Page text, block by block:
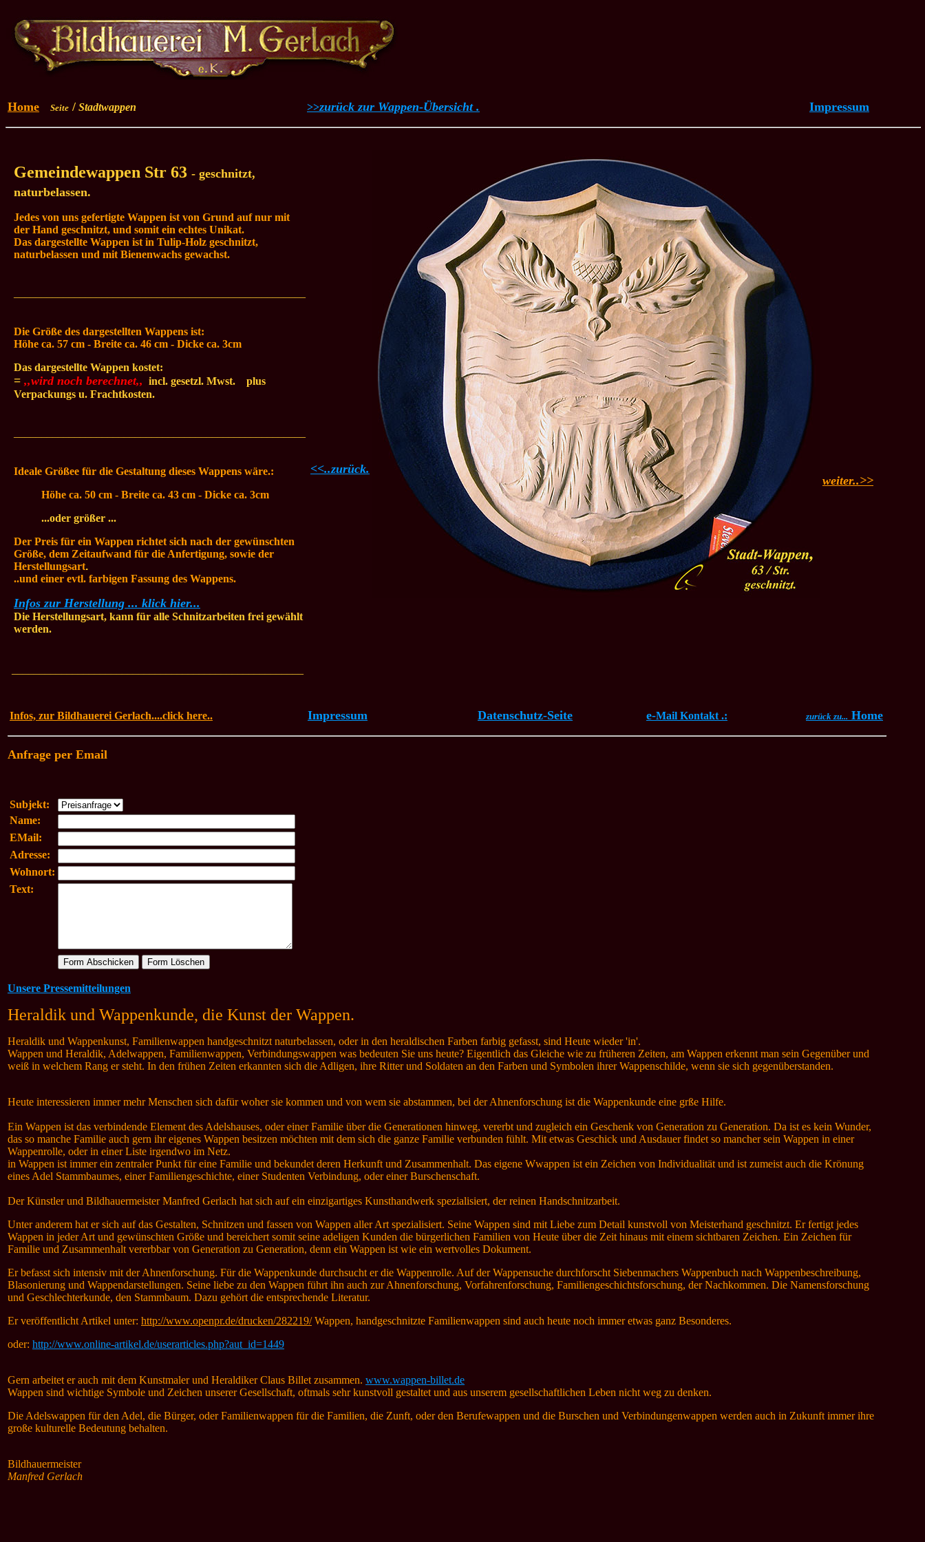
Home Seite / Stadtwappen >>zurück zur Wappen-Übersicht . Impressum
Gemeindewappen Str 63 - geschnitzt,
naturbelassen.
Jedes von uns gefertigte Wappen ist von Grund auf nur mit
der Hand geschnitzt, und somit ein echtes Unikat.
Das dargestellte Wappen ist in Tulip-Holz geschnitzt,
naturbelassen und mit Bienenwachs gewachst.
Die Größe des dargestellten Wappens ist:
Höhe ca. 57 cm - Breite ca. 46 cm - Dicke ca. 3cm
Das dargestellte Wappen kostet:
= ,,wird noch berechnet,, incl. gesetzl. Mwst.
plus
Verpackungs u. Frachtkosten.
Ideale Größee für die Gestaltung dieses Wappens wäre.:
Höhe ca. 50 cm - Breite ca. 43 cm - Dicke ca. 3cm
...oder größer ...
Der Preis für ein Wappen richtet sich nach der gewünschten
Größe, dem Zeitaufwand für die Anfertigung, sowie der
Herstellungsart.
..und einer evtl. farbigen Fassung des Wappens.
Infos zur Herstellung ... klick hier...
Die Herstellungsart, kann für alle Schnitzarbeiten frei gewählt
werden.
<<..zurück.
weiter..>>
Infos, zur Bildhauerei Gerlach....click here.. Impressum Datenschutz-Seite e-Mail Kontakt .: zurück zu... Home
Anfrage per Email
Subjekt:
Name:
EMail:
Adresse:
Wohnort:
Text:
Unsere Pressemitteilungen
Heraldik und Wappenkunde, die Kunst der Wappen.
Heraldik und Wappenkunst, Familienwappen handgeschnitzt naturbelassen, oder in den heraldischen Farben farbig gefasst, sind Heute wieder 'in'.
Wappen und Heraldik, Adelwappen, Familienwappen, Verbindungswappen was bedeuten Sie uns heute? Eigentlich das Gleiche wie zu früheren Zeiten, am Wappen erkennt man sein Gegenüber und
weiß in welchem Rang er steht. In den frühen Zeiten erkannten sich die Adligen, ihre Ritter und Soldaten an den Farben und Symbolen ihrer Wappenschilde, wenn sie sich gegenüberstanden.
Heute interessieren immer mehr Menschen sich dafür woher sie kommen und von wem sie abstammen, bei der Ahnenforschung ist die Wappenkunde eine grße Hilfe.
Ein Wappen ist das verbindende Element des Adelshauses, oder einer Familie über die Generationen hinweg, vererbt und zugleich ein Geschenk von Generation zu Generation. Da ist es kein Wunder,
das so manche Familie auch gern ihr eigenes Wappen besitzen möchten mit dem sich die ganze Familie verbunden fühlt. Mit etwas Geschick und Ausdauer findet so mancher sein Wappen in einer
Wappenrolle, oder in einer Liste irgendwo im Netz.
in Wappen ist immer ein zentraler Punkt für eine Familie und bekundet deren Herkunft und Zusammenhalt. Das eigene Wwappen ist ein Zeichen von Individualität und ist zumeist auch die Krönung
eines Adel Stammbaumes, einer Familiengeschichte, einer Studenten Verbindung, oder einer Burschenschaft.
Der Künstler und Bildhauermeister Manfred Gerlach hat sich auf ein einzigartiges Kunsthandwerk spezialisiert, der reinen Handschnitzarbeit.
Unter anderem hat er sich auf das Gestalten, Schnitzen und fassen von Wappen aller Art spezialisiert. Seine Wappen sind mit Liebe zum Detail kunstvoll von Meisterhand geschnitzt. Er fertigt jedes
Wappen in jeder Art und gewünschten Größe und bereichert somit seine adeligen Kunden die bürgerlichen Familien von Heute über die Zeit hinaus mit einem sichtbaren Zeichen. Ein Zeichen für
Familie und Zusammenhalt vererbbar von Generation zu Generation, denn ein Wappen ist wie ein wertvolles Dokument.
Er befasst sich intensiv mit der Ahnenforschung. Für die Wappenkunde durchsucht er die Wappenrolle. Auf der Wappensuche durchforscht Siebenmachers Wappenbuch nach Wappenbeschreibung,
Blasonierung und Wappendarstellungen. Seine liebe zu den Wappen führt ihn auch zur Ahnenforschung, Vorfahrenforschung, Familiengeschichtsforschung, der Nachkommen. Die Namensforschung
und Geschlechterkunde, den Stammbaum. Dazu gehört die entsprechende Literatur.
Er veröffentlicht Artikel unter: http://www.openpr.de/drucken/282219/Wappen, handgeschnitzte Familienwappen sind auch heute noch immer etwas ganz Besonderes.
oder: http://www.online-artikel.de/userarticles.php?aut_id=1449
Gern arbeitet er auch mit dem Kunstmaler und Heraldiker Claus Billet zusammen. www.wappen-billet.de
Wappen sind wichtige Symbole und Zeichen unserer Gesellschaft, oftmals sehr kunstvoll gestaltet und aus unserem gesellschaftlichen Leben nicht weg zu denken.
Die Adelswappen für den Adel, die Bürger, oder Familienwappen für die Familien, die Zunft, oder den Berufewappen und die Burschen und Verbindungenwappen werden auch in Zukunft immer ihre
große kulturelle Bedeutung behalten.
Bildhauermeister
Manfred Gerlach